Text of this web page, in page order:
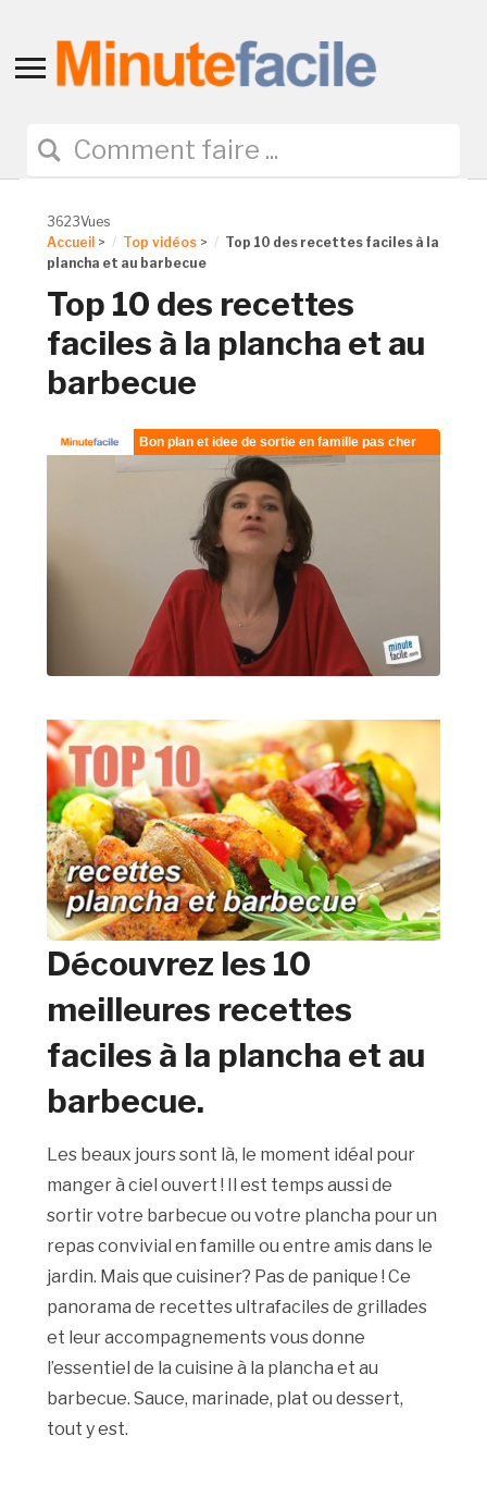
Toggle
navigation
3623Vues
Accueil > Top vidéos >
Top 10 des recettes faciles à la
plancha et au barbecue
Top 10 des recettes
faciles à la plancha et au
barbecue
Découvrez les 10
meilleures recettes
faciles à la plancha et au
barbecue.
Les beaux jours sont là, le moment idéal pour
manger à ciel ouvert ! Il est temps aussi de
sortir votre barbecue ou votre plancha pour un
repas convivial en famille ou entre amis dans le
jardin. Mais que cuisiner? Pas de panique ! Ce
panorama de recettes ultrafaciles de grillades
et leur accompagnements vous donne
l’essentiel de la cuisine à la plancha et au
barbecue. Sauce, marinade, plat ou dessert,
tout y est.